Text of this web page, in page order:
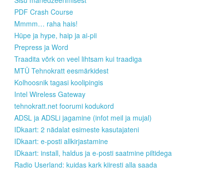
PDF Crash Course
Mmmm… raha hais!
Hüpe ja hype, haip ja ai-pii
Prepress ja Word
Traadita võrk on veel lihtsam kui traadiga
MTÜ Tehnokratt eesmärkidest
Kolhoosnik tagasi koolipingis
Intel Wireless Gateway
tehnokratt.net foorumi kodukord
ADSL ja ADSLi jagamine (infot meil ja mujal)
IDkaart: 2 nädalat esimeste kasutajateni
IDkaart: e-posti allkirjastamine
IDkaart: install, haldus ja e-posti saatmine piltidega
Radio Userland: kuidas kark kiiresti alla saada